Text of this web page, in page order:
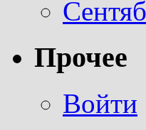
Прочее
Войти